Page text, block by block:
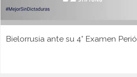
Bielorrusia ante su 4° Examen